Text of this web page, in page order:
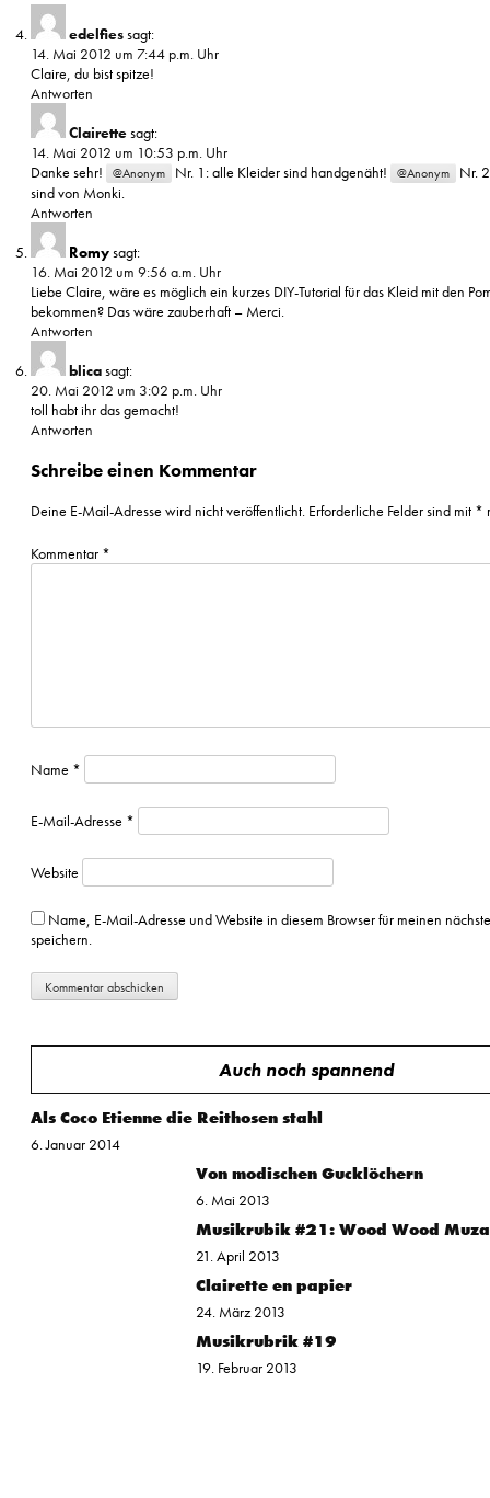
edelfiessagt:
14. Mai 2012 um 7:44 p.m. Uhr
Claire, du bist spitze!
Antworten
Clairettesagt:
14. Mai 2012 um 10:53 p.m. Uhr
Danke sehr!
@Anonym Nr. 1: alle Kleider sind handgenäht! @Anonym
Nr.
sind von Monki.
Antworten
Romysagt:
16. Mai 2012 um 9:56 a.m. Uhr
Liebe Claire, wäre es möglich ein kurzes DIY-Tutorial für das Kleid mit den
bekommen? Das wäre zauberhaft – Merci.
Antworten
blicasagt:
20. Mai 2012 um 3:02 p.m. Uhr
toll habt ihr das gemacht!
Antworten
Schreibe einen Kommentar
Deine E-Mail-Adresse wird nicht veröffentlicht. Erforderliche Felder sind mit *
Kommentar *
Name *
E-Mail-Adresse *
Website
Name, E-Mail-Adresse und Website in diesem Browser für meinen
speichern.
Auch noch spannend
Als Coco Etienne die Reithosen stahl
6. Januar 2014
Von modischen Gucklöchern
6. Mai 2013
Musikrubik #21: Wood Wood
21. April 2013
Clairette en papier
24. März 2013
Musikrubrik #19
19. Februar 2013